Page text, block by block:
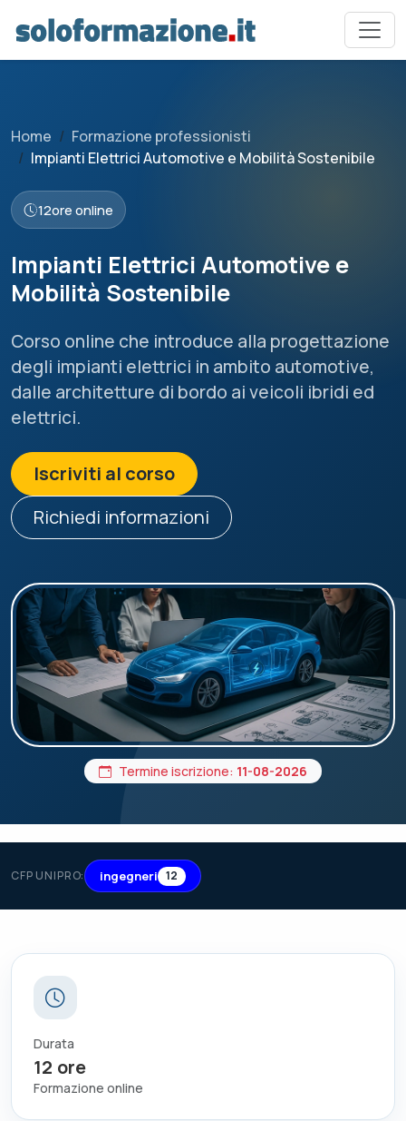
Home
Formazione professionisti
Impianti Elettrici Automotive e Mobilità Sostenibile
12ore online
Impianti Elettrici Automotive e
Mobilità Sostenibile
Corso online che introduce alla progettazione
degli impianti elettrici in ambito automotive,
dalle architetture di bordo ai veicoli ibridi ed
elettrici.
Iscriviti al corso
Richiedi informazioni
Termine iscrizione: 11-08-2026
CFP UNIPRO: ingegneri 12
Durata
12 ore
Formazione online